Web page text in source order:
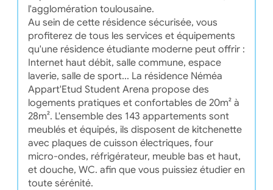
l'agglomération toulousaine.
Au sein de cette résidence sécurisée, vous
profiterez de tous les services et équipements
qu'une résidence étudiante moderne peut offrir :
Internet haut débit, salle commune, espace
laverie, salle de sport... La résidence Néméa
Appart'Etud Student Arena propose des
logements pratiques et confortables de 20m² à
28m². L'ensemble des 143 appartements sont
meublés et équipés, ils disposent de kitchenette
avec plaques de cuisson électriques, four
micro-ondes, réfrigérateur, meuble bas et haut,
et douche, WC. afin que vous puissiez étudier en
toute sérénité.